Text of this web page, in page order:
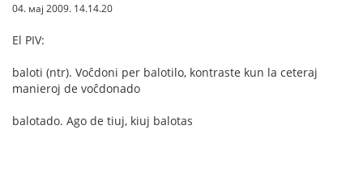
04. мај 2009. 14.14.20
El PIV:
baloti (ntr). Voĉdoni per balotilo, kontraste kun la ceteraj
manieroj de voĉdonado
balotado. Ago de tiuj, kiuj balotas